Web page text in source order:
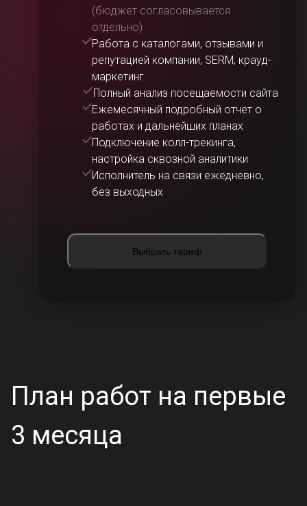
(бюджет согласовывается
отдельно)
Работа с каталогами, отзывами и
репутацией компании, SERM, крауд-
маркетинг
Полный анализ посещаемости сайта
Ежемесячный подробный отчет о
работах и дальнейших планах
Подключение колл-трекинга,
настройка сквозной аналитики
Исполнитель на связи ежедневно,
без выходных
Выбрать тариф
План работ на первые
3 месяца